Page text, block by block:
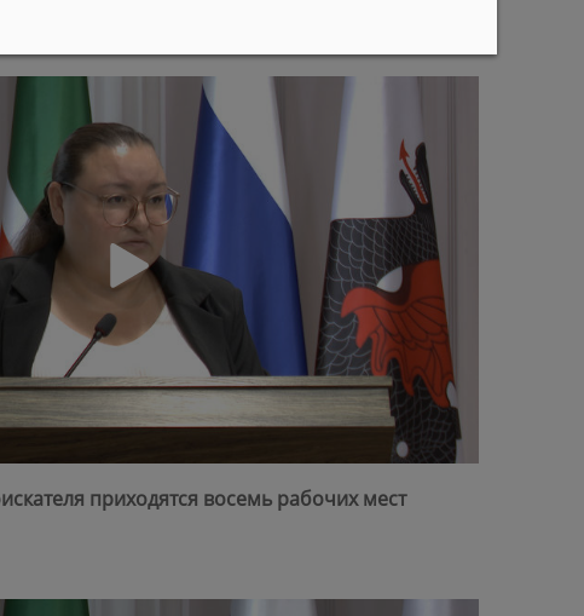
приходятся восемь рабочих мест